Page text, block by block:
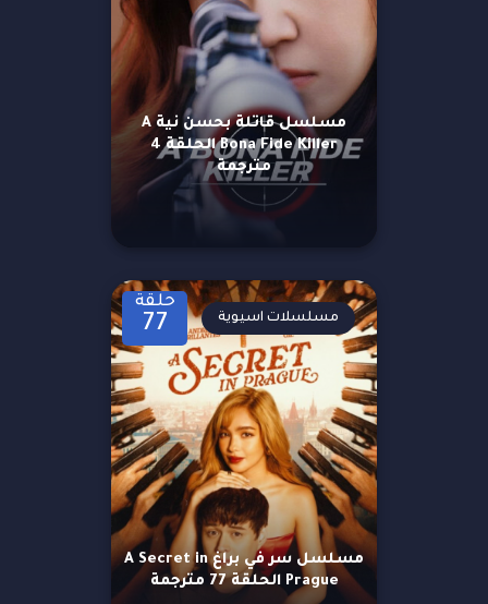
مسلسل قاتلة بحسن نية A
Bona Fide Killer الحلقة 4
مترجمة
حلقة
77
مسلسل سر في براغ A Secret in
Prague الحلقة 77 مترجمة
مسلسلات اسيوية